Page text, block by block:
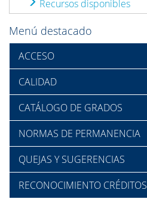
Recursos disponibles
Menú destacado
ACCESO
CALIDAD
CATÁLOGO DE GRADOS
NORMAS DE PERMANENCIA
QUEJAS Y SUGERENCIAS
RECONOCIMIENTO CRÉDITOS